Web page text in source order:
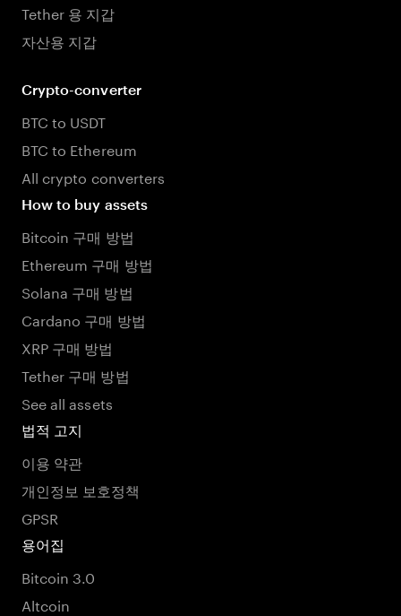
Tether 용 지갑
자산용 지갑
Crypto-converter
BTC to USDT
BTC to Ethereum
All crypto converters
How to buy assets
Bitcoin 구매 방법
Ethereum 구매 방법
Solana 구매 방법
Cardano 구매 방법
XRP 구매 방법
Tether 구매 방법
See all assets
법적 고지
이용 약관
개인정보 보호정책
GPSR
용어집
Bitcoin 3.0
Altcoin